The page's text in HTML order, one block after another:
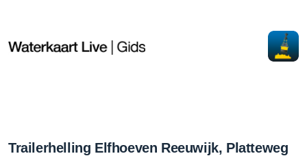
Trailerhelling Elfhoeven Reeuwijk, Platteweg